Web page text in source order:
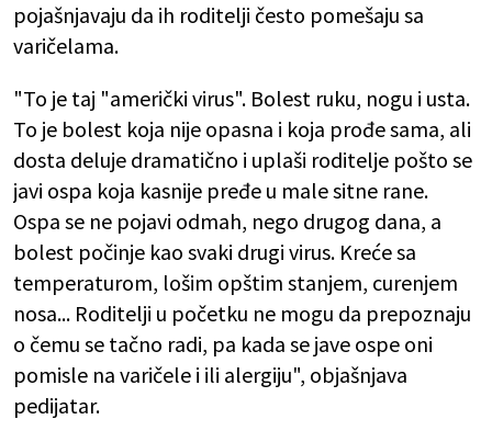
pojašnjavaju da ih roditelji često pomešaju sa
varičelama.
"To je taj "američki virus". Bolest ruku, nogu i usta.
To je bolest koja nije opasna i koja prođe sama, ali
dosta deluje dramatično i uplaši roditelje pošto se
javi ospa koja kasnije pređe u male sitne rane.
Ospa se ne pojavi odmah, nego drugog dana, a
bolest počinje kao svaki drugi virus. Kreće sa
temperaturom, lošim opštim stanjem, curenjem
nosa... Roditelji u početku ne mogu da prepoznaju
o čemu se tačno radi, pa kada se jave ospe oni
pomisle na varičele i ili alergiju", objašnjava
pedijatar.